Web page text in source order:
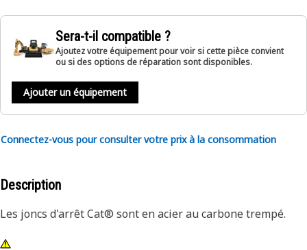
Sera-t-il compatible ?
Ajoutez votre équipement pour voir si cette pièce convient
ou si des options de réparation sont disponibles.
Ajouter un équipement
Connectez-vous pour consulter votre prix à la consommation
Description
Les joncs d'arrêt Cat® sont en acier au carbone trempé.